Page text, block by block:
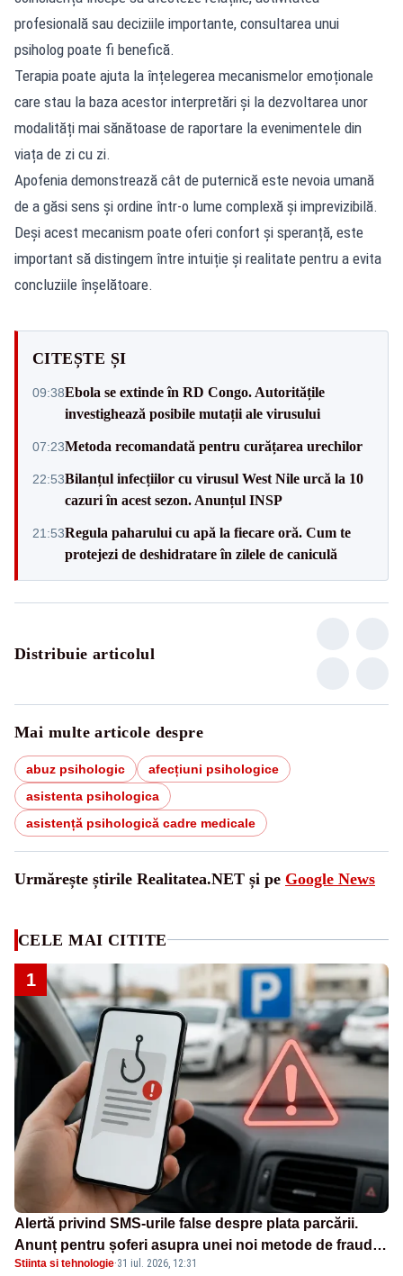
profesională sau deciziile importante, consultarea unui
psiholog poate fi benefică.
Terapia poate ajuta la înțelegerea mecanismelor emoționale
care stau la baza acestor interpretări și la dezvoltarea unor
modalități mai sănătoase de raportare la evenimentele din
viața de zi cu zi.
Apofenia demonstrează cât de puternică este nevoia umană
de a găsi sens și ordine într-o lume complexă și imprevizibilă.
Deși acest mecanism poate oferi confort și speranță, este
important să distingem între intuiție și realitate pentru a evita
concluziile înșelătoare.
CITEȘTE ȘI
09:38Ebola se extinde în RD Congo. Autoritățile
investighează posibile mutații ale virusului
07:23Metoda recomandată pentru curățarea urechilor
22:53Bilanțul infecțiilor cu virusul West Nile urcă la 10
cazuri în acest sezon. Anunțul INSP
21:53Regula paharului cu apă la fiecare oră. Cum te
protejezi de deshidratare în zilele de caniculă
Distribuie articolul
Mai multe articole despre
abuz psihologic
afecțiuni psihologice
asistenta psihologica
asistență psihologică cadre medicale
Urmărește știrile Realitatea.NET și pe Google News
CELE MAI CITITE
1
Alertă privind SMS-urile false despre plata parcării.
Anunț pentru șoferi asupra unei noi metode de fraudă
online
Stiinta si tehnologie·31 iul. 2026, 12:31